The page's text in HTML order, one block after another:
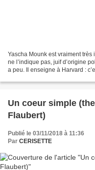
Yascha Mounk est vraiment
ne l’indique pas, juif d’origine
a peu. Il enseigne à Harvard :
Un coeur simple
Flaubert)
Publié le 03/11/2018 à 11:36
Par CERISETTE